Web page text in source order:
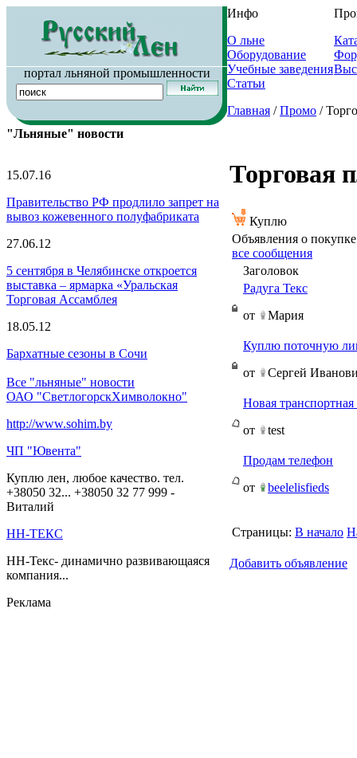
портал льняной промышленности
Инфо
О льне
Оборудование
Учебные заведения
Статьи
Главная /Промо /
"Льняные" новости
15.07.16
Правительство РФ продлило запрет на
вывоз кожевенного полуфабриката
27.06.12
5 сентября в Челябинске откроется
выставка – ярмарка «Уральская
Торговая Ассамблея
18.05.12
Бархатные сезоны в Сочи
Все "льняные" новости
ОАО "СветлогорскХимволокно"
http://www.sohim.by
ЧП "Ювента"
Куплю лен, любое качество. тел.
+38050 32... +38050 32 77 999 -
Виталий
НН-ТЕКС
НН-Текс- динамично развивающаяся
компания...
Реклама
Торговая
Куплю
Объявления о покупке
все сообщения
Заголовок
Радуга Текс
от
Мария
Куплю поточную
от
Сергей
Новая
от
test
Продам телефон
от
beelelisfieds
Страницы: В начало
Добавить объявление